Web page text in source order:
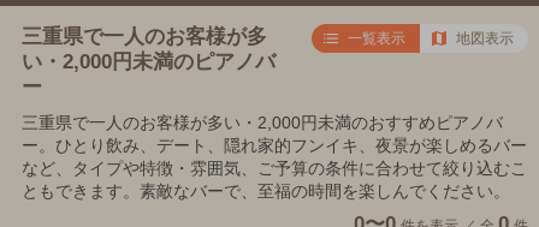
三重県で一人のお客様が多
い・2,000円未満のピアノバ
ー
一覧表示 地図表示
三重県で一人のお客様が多い・2,000円未満のおすすめピアノバ
ー。ひとり飲み、デート、隠れ家的フンイキ、夜景が楽しめるバー
など、タイプや特徴・雰囲気、ご予算の条件に合わせて絞り込むこ
ともできます。素敵なバーで、至福の時間を楽しんでください。